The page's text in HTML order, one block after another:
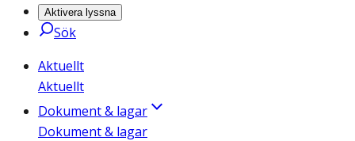
Aktivera lyssna
Sök
Aktuellt
Aktuellt
Dokument & lagar
Dokument & lagar